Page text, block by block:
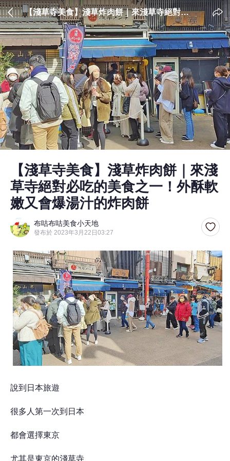
【淺草寺美食】淺草炸肉餅｜來淺草寺絕對必
吃的美食之一！外酥軟嫩又會爆湯汁的炸肉餅
【淺草寺美食】淺草炸肉餅｜來淺
草寺絕對必吃的美食之一！外酥軟
嫩又會爆湯汁的炸肉餅
布咕布咕美食小天地
發布於 2023年3月22日03:27
說到日本旅遊
很多人第一次到日本
都會選擇東京
尤其是東京的淺草寺